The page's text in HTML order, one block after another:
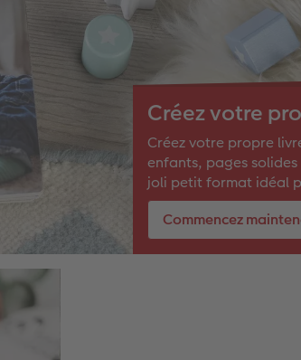
Créez votre
Créez votre propre
enfants, pages
joli petit format idéal
Commencez